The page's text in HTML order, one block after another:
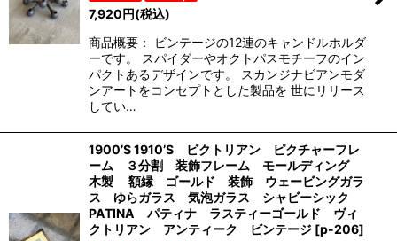
7,920円(税込)
商品概要： ビンテージの12連のキャンドルホルダ
ーです。 スパイダーやオクトパスモチーフのイン
パクトあるデザインです。 スカンジナビアンモダ
ンアートをコンセプトとした製品を 世にリリース
してい…
1900’S 1910’S ビクトリアン ピクチャーフレ
ーム ３分割 装飾フレーム モールディング
木製 額縁 ゴールド 装飾 ウェービングガラ
ス ゆらガラス 気泡ガラス シャビーシック
PATINA パティナ ラスティーゴールド ヴィ
クトリアン アンティーク ビンテージ [p-206]